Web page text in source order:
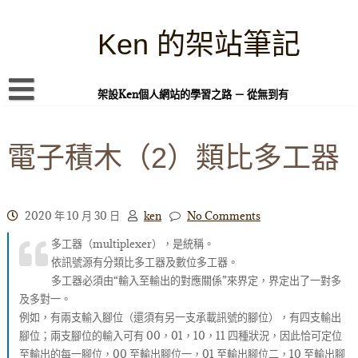
Ken 的架站筆記
架設Ken個人網站的學習之路 － 從無到有
本站簡介
案例專題
WordPress 學習之雜記
PHP 語言
頁面練習
隱私權政策
電子積木（2）類比多工器
2020 年 10 月 30 日 ken
No Comments
多工器（multiplexer），是統稱。
依訊號源有分類比多工器及數位多工器。
多工器必須由“輸入至輸出的對應關係”來界定，界定出了一對多
及多對一。
例如，有兩支輸入腳位（還須有另一支承載訊號的腳位），有四支輸出
腳位；兩支腳位的輸入可有 00，01，10，11 四種狀況，因此恰可定位
至輸出的每一腳位，00 至輸出腳位一，01 至輸出腳位二，10 至輸出腳